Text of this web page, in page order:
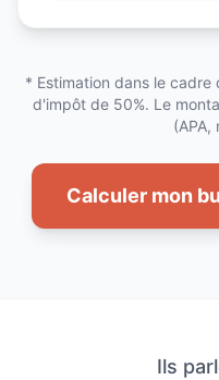
* Estimation dans le
d'impôt de 50%. Le
(APA,
Calculer mon
Ils